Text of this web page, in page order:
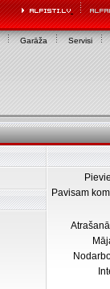
Garāža Servisi
Pavisam